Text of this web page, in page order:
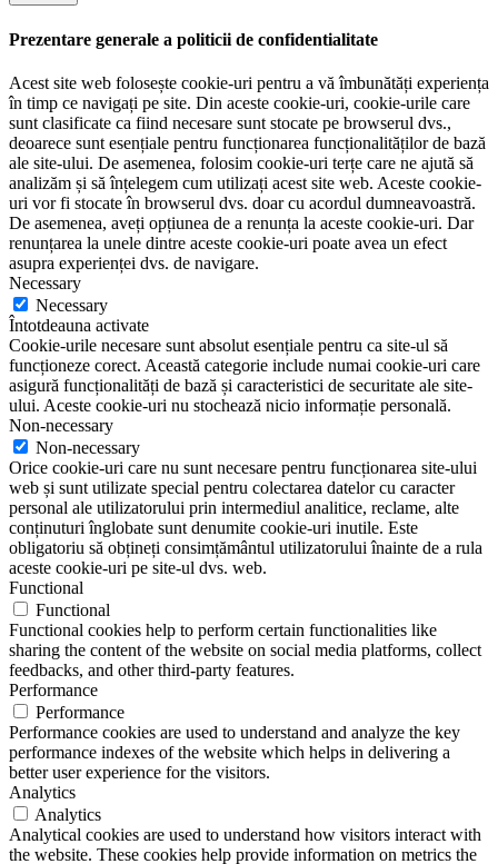
Prezentare generale a politicii de confidentialitate
Acest site web folosește cookie-uri pentru a vă îmbunătăți experiența
în timp ce navigați pe site. Din aceste cookie-uri, cookie-urile care
sunt clasificate ca fiind necesare sunt stocate pe browserul dvs.,
deoarece sunt esențiale pentru funcționarea funcționalităților de bază
ale site-ului. De asemenea, folosim cookie-uri terțe care ne ajută să
analizăm și să înțelegem cum utilizați acest site web. Aceste cookie-
uri vor fi stocate în browserul dvs. doar cu acordul dumneavoastră.
De asemenea, aveți opțiunea de a renunța la aceste cookie-uri. Dar
renunțarea la unele dintre aceste cookie-uri poate avea un efect
asupra experienței dvs. de navigare.
Necessary
Necessary
Întotdeauna activate
Cookie-urile necesare sunt absolut esențiale pentru ca site-ul să
funcționeze corect. Această categorie include numai cookie-uri care
asigură funcționalități de bază și caracteristici de securitate ale site-
ului. Aceste cookie-uri nu stochează nicio informație personală.
Non-necessary
Non-necessary
Orice cookie-uri care nu sunt necesare pentru funcționarea site-ului
web și sunt utilizate special pentru colectarea datelor cu caracter
personal ale utilizatorului prin intermediul analitice, reclame, alte
conținuturi înglobate sunt denumite cookie-uri inutile. Este
obligatoriu să obțineți consimțământul utilizatorului înainte de a rula
aceste cookie-uri pe site-ul dvs. web.
Functional
Functional
Functional cookies help to perform certain functionalities like
sharing the content of the website on social media platforms, collect
feedbacks, and other third-party features.
Performance
Performance
Performance cookies are used to understand and analyze the key
performance indexes of the website which helps in delivering a
better user experience for the visitors.
Analytics
Analytics
Analytical cookies are used to understand how visitors interact with
the website. These cookies help provide information on metrics the